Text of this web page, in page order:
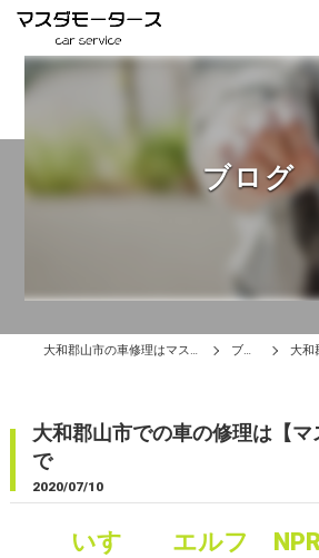
ブログ
大和郡山市の車修理はマスダモータース ブログ 大和郡
大和郡山市での車の修理は【マ
で
2020/07/10
いすゞ エルフ